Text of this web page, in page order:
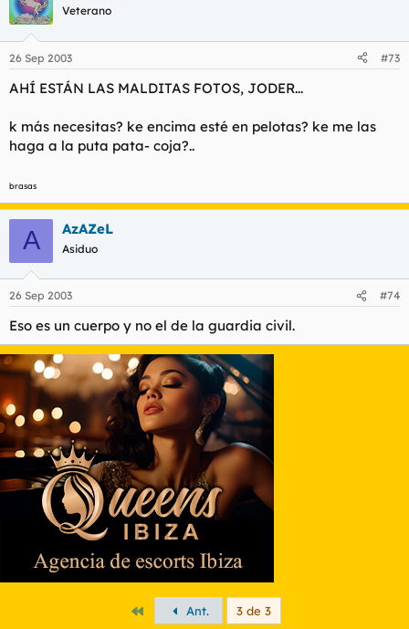
Veterano
26 Sep 2003 #73
AHÍ ESTÁN LAS MALDITAS FOTOS, JODER...
k más necesitas? ke encima esté en pelotas? ke me las
haga a la puta pata- coja?..
brasas
A AzAZeL
Asiduo
26 Sep 2003 #74
Eso es un cuerpo y no el de la guardia civil.
PrimeroAnt. 3 de 3